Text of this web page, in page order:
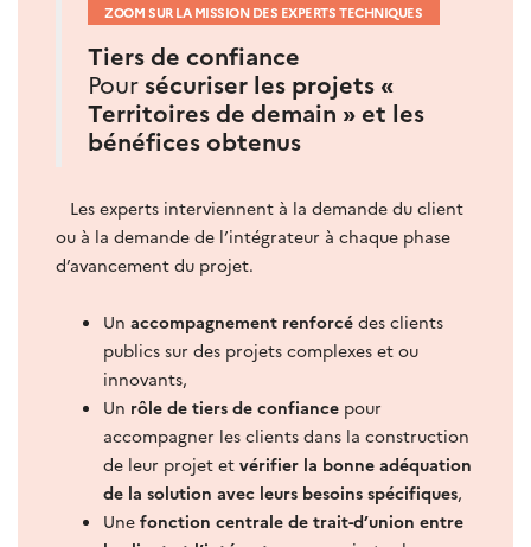
ZOOM SUR LA MISSION DES EXPERTS TECHNIQUES
Tiers de confiance
Pour sécuriser les projets «
Territoires de demain » et les
bénéfices obtenus
Les experts interviennent à la demande du client
ou à la demande de l’intégrateur à chaque phase
d’avancement du projet.
Un accompagnement renforcé des clients
publics sur des projets complexes et ou
innovants,
Un rôle de tiers de confiance pour
accompagner les clients dans la construction
de leur projet et vérifier la bonne adéquation
de la solution avec leurs besoins spécifiques,
Une fonction centrale de trait-d’union entre